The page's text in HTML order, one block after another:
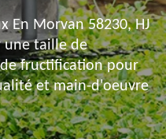
En Morvan 58230, HJ
une taille de
fructification pour
et main-d'oeuvre